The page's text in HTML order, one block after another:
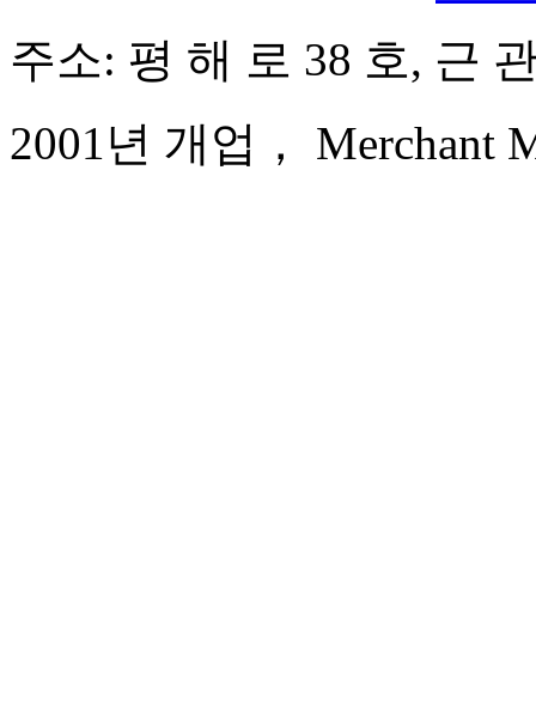
주소: 평 해 로 38 호, 근
2001년 개업， Merchant